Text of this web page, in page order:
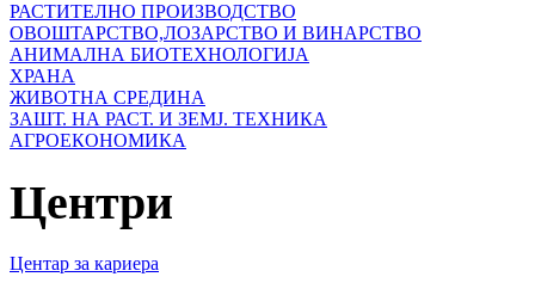
РАСТИТЕЛНО ПРОИЗВОДСТВО
ОВОШТАРСТВО,ЛОЗАРСТВО И ВИНАРСТВО
АНИМАЛНА БИОТЕХНОЛОГИЈА
ХРАНА
ЖИВОТНА СРЕДИНА
ЗАШТ. НА РАСТ. И ЗЕМЈ. ТЕХНИКА
АГРОЕКОНОМИКА
Центри
Центар за кариера